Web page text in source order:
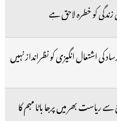
کو خطرہ لاحق ہے
کی اشتعال انگیزی کو نظرانداز نہیں
ریاست بھر میں پرجا باٹا مہم کا